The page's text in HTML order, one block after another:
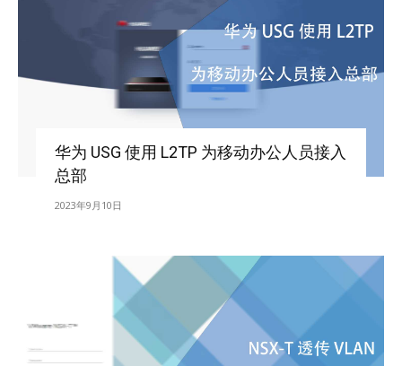
华为 USG 使用 L2TP 为移动办公人员接入
总部
2023年9月10日